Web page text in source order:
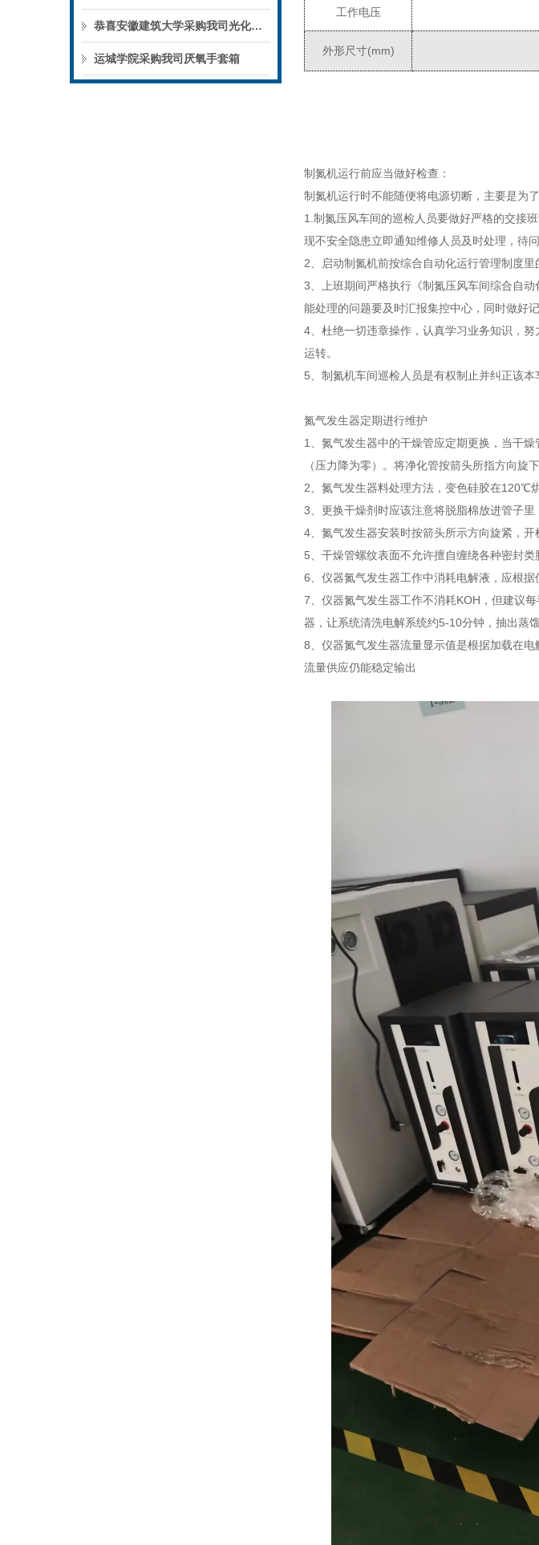
恭喜安徽建筑大学采购我司光化学反应仪
运城学院采购我司厌氧手套箱
工作电压
外形尺寸(mm)
制氮机运行前应当做好检查：
制氮机运行时不能随便将电源切断，主要是为
1.制氮压风车间的巡检人员要做好严格的交接
现不安全隐患立即通知维修人员及时处理，待
2、启动制氮机前按综合自动化运行管理制度
3、上班期间严格执行《制氮压风车间综合自
能处理的问题要及时汇报集控中心，同时做好记
4、杜绝一切违章操作，认真学习业务知识，
运转。
5、制氮机车间巡检人员是有权制止并纠正该
氮气发生器定期进行维护
1、氮气发生器中的干燥管应定期更换，当干
（压力降为零）。将净化管按箭头所指方向旋
2、氮气发生器料处理方法，变色硅胶在120℃
3、更换干燥剂时应该注意将脱脂棉放进管子
4、氮气发生器安装时按箭头所示方向旋紧，开
5、干燥管螺纹表面不允许擅自缠绕各种密封类
6、仪器氮气发生器工作中消耗电解液，应根
7、仪器氮气发生器工作不消耗KOH，但建议
器，让系统清洗电解系统约5-10分钟，抽出蒸
8、仪器氮气发生器流量显示值是根据加载在
流量供应仍能稳定输出